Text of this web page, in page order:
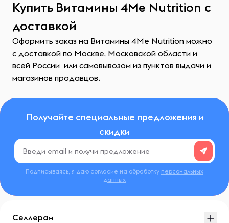
Купить Витамины 4Me Nutrition с
доставкой
Оформить заказ на Витамины 4Me Nutrition можно
с доставкой по Москве, Московской области и
всей России или самовывозом из пунктов выдачи и
магазинов продавцов.
Получайте специальные предложения и
скидки
Подписываясь, я даю согласие на обработку персональных
данных
Селлерам